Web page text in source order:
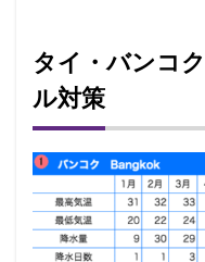
タイ・バンコ
ル対策